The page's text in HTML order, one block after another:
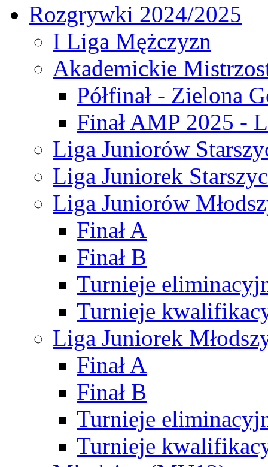
Rozgrywki 2024/2025
I Liga Mężczyzn
Akademickie
Półfinał - Zielona
Finał AMP 2025 -
Liga Juniorów
Liga Juniorek
Liga Juniorów
Finał A
Finał B
Turnieje
Turnieje
Liga Juniorek
Finał A
Finał B
Turnieje
Turnieje